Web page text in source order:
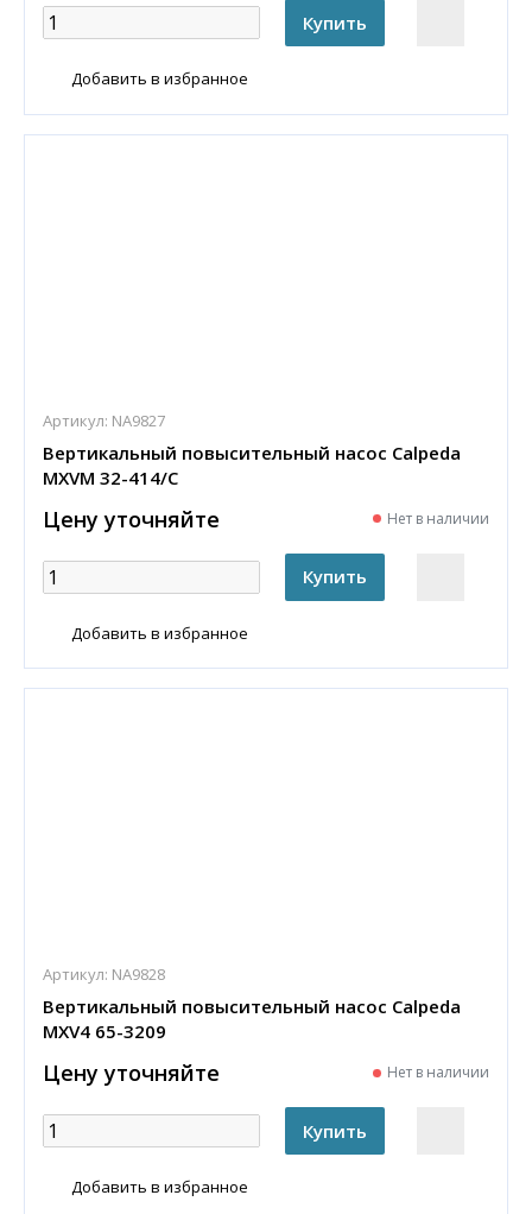
Добавить в избранное
Артикул: NA9827
Вертикальный повысительный насос Calpeda
MXVM 32-414/C
Цену уточняйте Нет в наличии
Добавить в избранное
Артикул: NA9828
Вертикальный повысительный насос Calpeda
MXV4 65-3209
Цену уточняйте Нет в наличии
Добавить в избранное